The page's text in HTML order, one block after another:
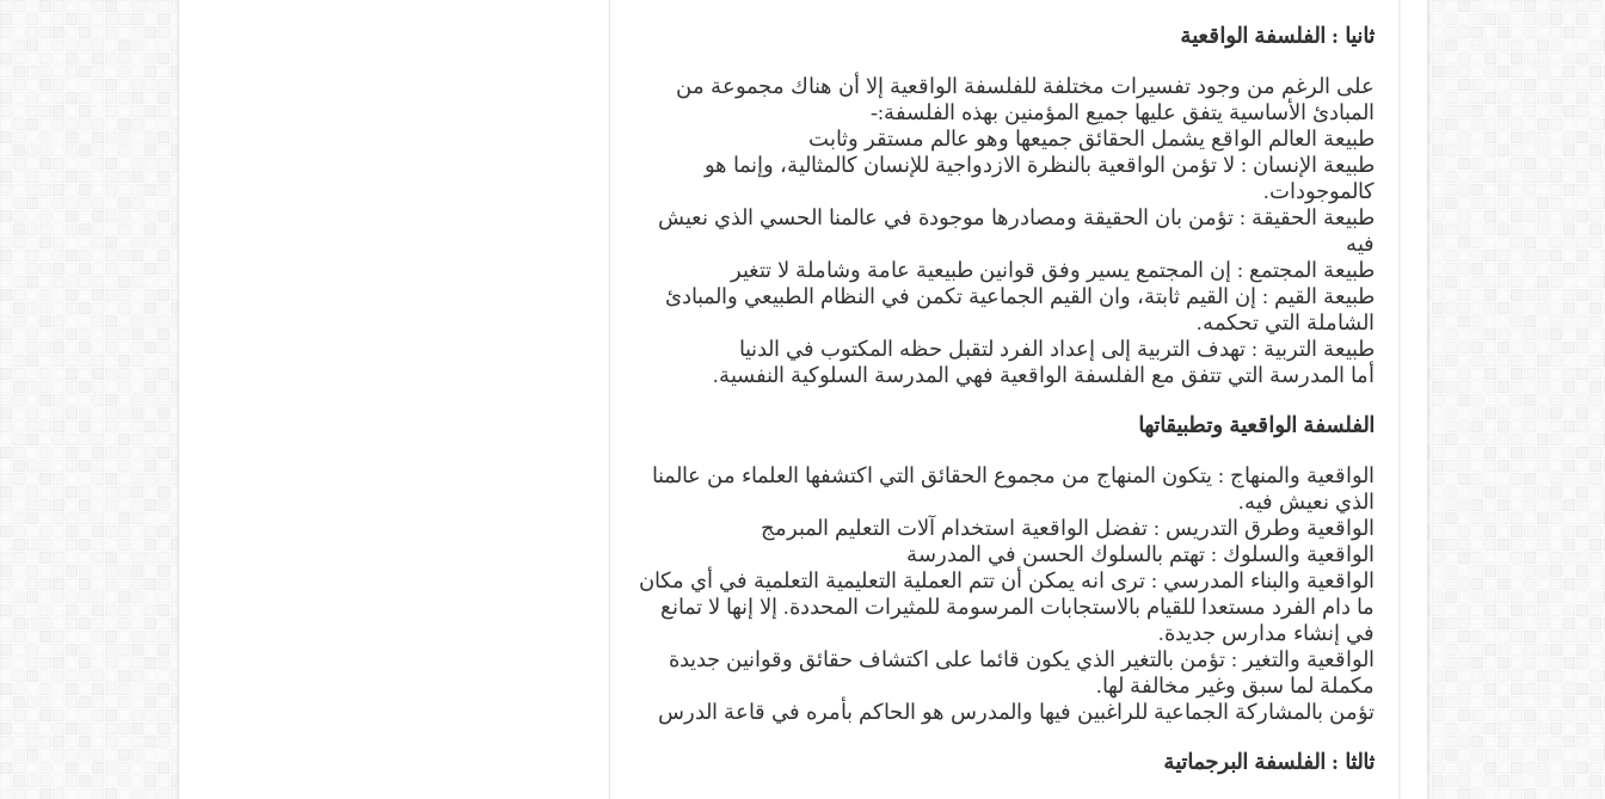
ثانيا : الفلسفة الواقعية
على الرغم من وجود تفسيرات مختلفة للفلسفة الواقعية إلا أن هناك مجموعة من
المبادئ الأساسية يتفق عليها جميع المؤمنين بهذه الفلسفة:-
طبيعة العالم الواقع يشمل الحقائق جميعها وهو عالم مستقر وثابت
طبيعة الإنسان : لا تؤمن الواقعية بالنظرة الازدواجية للإنسان كالمثالية، وإنما هو
كالموجودات.
طبيعة الحقيقة : تؤمن بان الحقيقة ومصادرها موجودة في عالمنا الحسي الذي نعيش
فيه
طبيعة المجتمع : إن المجتمع يسير وفق قوانين طبيعية عامة وشاملة لا تتغير
طبيعة القيم : إن القيم ثابتة، وان القيم الجماعية تكمن في النظام الطبيعي والمبادئ
الشاملة التي تحكمه.
طبيعة التربية : تهدف التربية إلى إعداد الفرد لتقبل حظه المكتوب في الدنيا
أما المدرسة التي تتفق مع الفلسفة الواقعية فهي المدرسة السلوكية النفسية.
الفلسفة الواقعية وتطبيقاتها
الواقعية والمنهاج : يتكون المنهاج من مجموع الحقائق التي اكتشفها العلماء من عالمنا
الذي نعيش فيه.
الواقعية وطرق التدريس : تفضل الواقعية استخدام آلات التعليم المبرمج
الواقعية والسلوك : تهتم بالسلوك الحسن في المدرسة
الواقعية والبناء المدرسي : ترى انه يمكن أن تتم العملية التعليمية التعلمية في أي مكان
ما دام الفرد مستعدا للقيام بالاستجابات المرسومة للمثيرات المحددة. إلا إنها لا تمانع
في إنشاء مدارس جديدة.
الواقعية والتغير : تؤمن بالتغير الذي يكون قائما على اكتشاف حقائق وقوانين جديدة
مكملة لما سبق وغير مخالفة لها.
تؤمن بالمشاركة الجماعية للراغبين فيها والمدرس هو الحاكم بأمره في قاعة الدرس
ثالثا : الفلسفة البرجماتية